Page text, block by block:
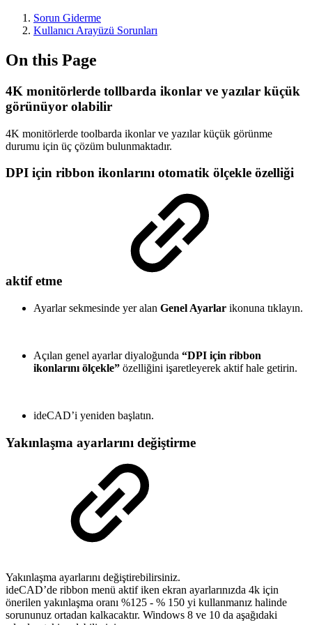
Sorun Giderme
Kullanıcı Arayüzü Sorunları
On this Page
4K monitörlerde tollbarda ikonlar ve yazılar küçük
görünüyor olabilir
4K monitörlerde toolbarda ikonlar ve yazılar küçük görünme
durumu için üç çözüm bulunmaktadır.
DPI için ribbon ikonlarını otomatik ölçekle özelliği
aktif etme
Ayarlar sekmesinde yer alan Genel Ayarlar ikonuna tıklayın.
Açılan genel ayarlar diyaloğunda “DPI için ribbon
ikonlarını ölçekle” özelliğini işaretleyerek aktif hale getirin.
ideCAD’i yeniden başlatın.
Yakınlaşma ayarlarını değiştirme
Yakınlaşma ayarlarını değiştirebilirsiniz.
ideCAD’de ribbon menü aktif iken ekran ayarlarınızda 4k için
önerilen yakınlaşma oranı %125 - % 150 yi kullanmanız halinde
sorununuz ortadan kalkacaktır. Windows 8 ve 10 da aşağıdaki